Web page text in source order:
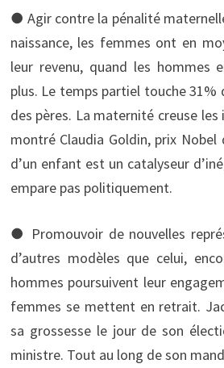
● Agir contre la pénalité
naissance, les femmes ont en
leur revenu, quand les hommes
plus. Le temps partiel touche 31%
des pères. La maternité creuse les
montré Claudia Goldin, prix Nobel
d’un enfant est un catalyseur
empare pas politiquement.
● Promouvoir de nouvelles
d’autres modèles que celui,
hommes poursuivent leur
femmes se mettent en retrait.
sa grossesse le jour de son
ministre. Tout au long de son